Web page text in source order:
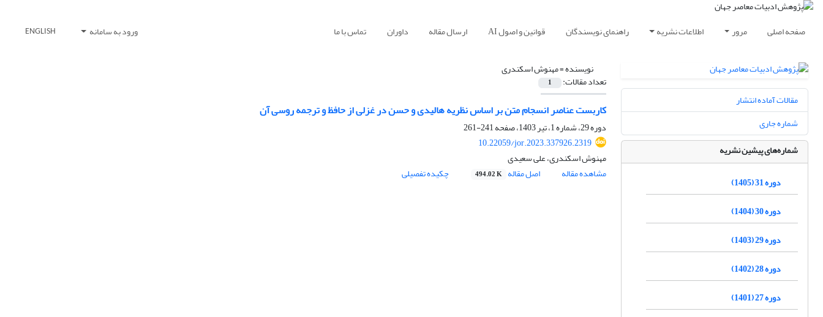
صفحه اصلی مرور اطلاعات نشریه راهنمای نویسندگان قوانین و اصول AI ارسال مقاله داوران تماس با ما ورود به سامانه ENGLISH
نویسنده =مهنوش اسکندری
تعداد مقالات: 1
کاربست عناصر انسجام متن بر اساس نظریه هالیدی و حسن در غزلی از حافظ و ترجمه روسی آن
دوره 29، شماره 1، تیر 1403، صفحه
241-261
10.22059/jor.2023.337926.2319
مهنوش اسکندری، علی سعیدی
مشاهده مقاله
اصل مقاله 494.02 K چکیده تفصیلی
مقالات آماده انتشار
شماره جاری
شماره‌های پیشین نشریه
دوره 31 (1405)
دوره 30 (1404)
دوره 29 (1403)
دوره 28 (1402)
دوره 27 (1401)